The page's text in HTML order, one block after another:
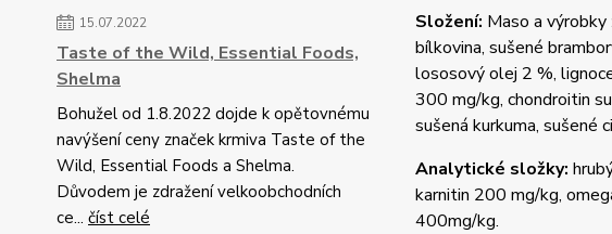
15.07.2022
Taste of the Wild, Essential Foods,
Shelma
Bohužel od 1.8.2022 dojde k opětovnému
navýšení ceny značek krmiva Taste of the
Wild, Essential Foods a Shelma.
Důvodem je zdražení velkoobchodních
ce... číst celé
Složení: Maso a
bílkovina, sušené
lososový olej 2 %,
300 mg/kg, chondroitin
sušená kurkuma, sušené
Analytické složky:
karnitin 200 mg/kg,
400mg/kg.